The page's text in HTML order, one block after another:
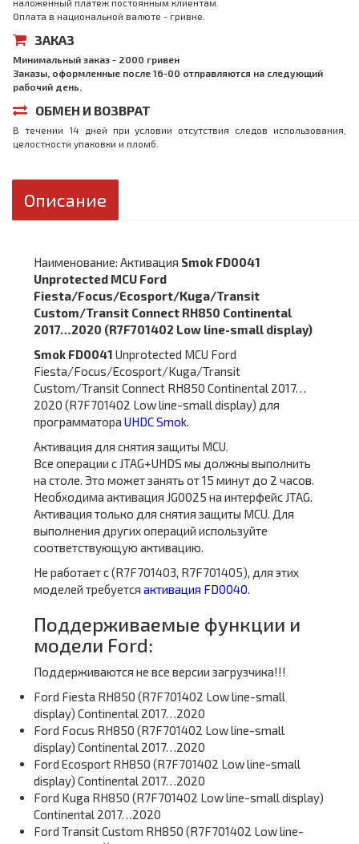
наложенный платеж постоянным клиентам.
Оплата в национальной валюте - гривне.
ЗАКАЗ
Минимальный заказ - 2000 гривен
Заказы, оформленные после 16-00 отправляются на следующий
рабочий день.
ОБМЕН И ВОЗВРАТ
В течении 14 дней при условии отсутствия следов использования,
целостности упаковки и пломб.
Описание
Наименование: Активация Smok FD0041
Unprotected MCU Ford
Fiesta/Focus/Ecosport/Kuga/Transit
Custom/Transit Connect RH850 Continental
2017…2020 (R7F701402 Low line-small display)
Smok FD0041 Unprotected MCU Ford
Fiesta/Focus/Ecosport/Kuga/Transit
Custom/Transit Connect RH850 Continental 2017…
2020 (R7F701402 Low line-small display) для
программатора UHDC Smok.
Активация для снятия защиты MCU.
Все операции с JTAG+UHDS мы должны выполнить
на столе. Это может занять от 15 минут до 2 часов.
Необходима активация JG0025 на интерфейс JTAG.
Активация только для снятия защиты MCU. Для
выполнения других операций используйте
соответствующую активацию.
Не работает с (R7F701403, R7F701405), для этих
моделей требуется активация FD0040.
Поддерживаемые функции и
модели Ford:
Поддерживаются не все версии загрузчика!!!
Ford Fiesta RH850 (R7F701402 Low line-small
display) Continental 2017…2020
Ford Focus RH850 (R7F701402 Low line-small
display) Continental 2017…2020
Ford Ecosport RH850 (R7F701402 Low line-small
display) Continental 2017…2020
Ford Kuga RH850 (R7F701402 Low line-small display)
Continental 2017…2020
Ford Transit Custom RH850 (R7F701402 Low line-